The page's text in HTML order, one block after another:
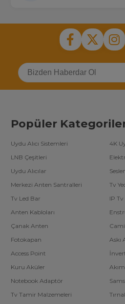
Popüler
Uydu Alıcı Sistemleri
4K
LNB Çeşitleri
Uydu Alıcılar
Merkezi Anten Santralleri
Tv
Tv Led Bar
IP
Anten Kabloları
Çanak Anten
Fotokapan
Askı
Access Point
Kuru Aküler
Notebook Adaptör
Tv Tamir Malzemeleri